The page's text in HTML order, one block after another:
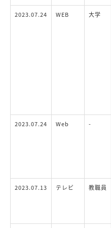
2023.07.24 WEB 大学
2023.07.24 Web -
2023.07.13 テレビ 教職員